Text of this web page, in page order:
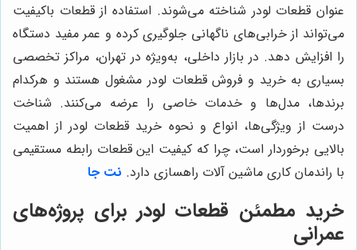
عنوان قطعات لودر شناخته می‌شوند. استفاده از قطعات باکیفیت
می‌تواند از خرابی‌های ناگهانی جلوگیری کرده و عمر مفید دستگاه
را افزایش دهد. در بازار داخلی، به‌ویژه در تهران، مراکز تخصصی
بسیاری به خرید و فروش قطعات لودر مشغول هستند و هرکدام
برندها، مدل‌ها و خدمات خاصی را عرضه می‌کنند. شناخت
درست از ویژگی‌ها، انواع و نحوه خرید قطعات لودر از اهمیت
بالایی برخوردار است، چرا که کیفیت این قطعات رابطه مستقیمی
با راندمان کاری ماشین آلات راهسازی دارد. نت جا
خرید مطمئن قطعات لودر برای پروژه‌های
عمرانی